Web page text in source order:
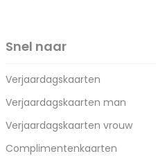
Snel naar
Verjaardagskaarten
Verjaardagskaarten man
Verjaardagskaarten vrouw
Complimentenkaarten